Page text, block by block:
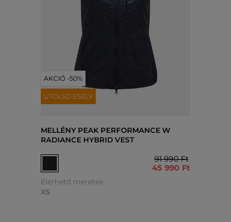
AKCIÓ -50%
UTOLSÓ ESÉLY
MELLÉNY PEAK PERFORMANCE W
RADIANCE HYBRID VEST
91 990 Ft
45 990 Ft
Elérhető méretek:
XS